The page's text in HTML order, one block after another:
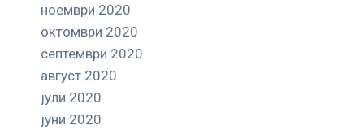
ноември 2020
октомври 2020
септември 2020
август 2020
јули 2020
јуни 2020